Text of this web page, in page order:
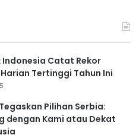
Indonesia Catat Rekor
Tertinggi Tahun Ini
Pilihan Serbia:
dengan Kami atau Dekat